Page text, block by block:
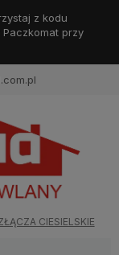
z kodu
przy
CIESIELSKIE